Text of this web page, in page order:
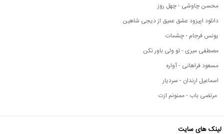
محسن چاوشی - چهل روز
دانلود اپیزود عشق عمیق از دیجی شاهین
یونس فرجام - چشمات
مصطفی میری - تو ولی باور نکن
مسعود فراهانی - آواره
اسماعیل ارندان - سردیار
مرتضی باب - ممنونم ازت
لینک های سایت